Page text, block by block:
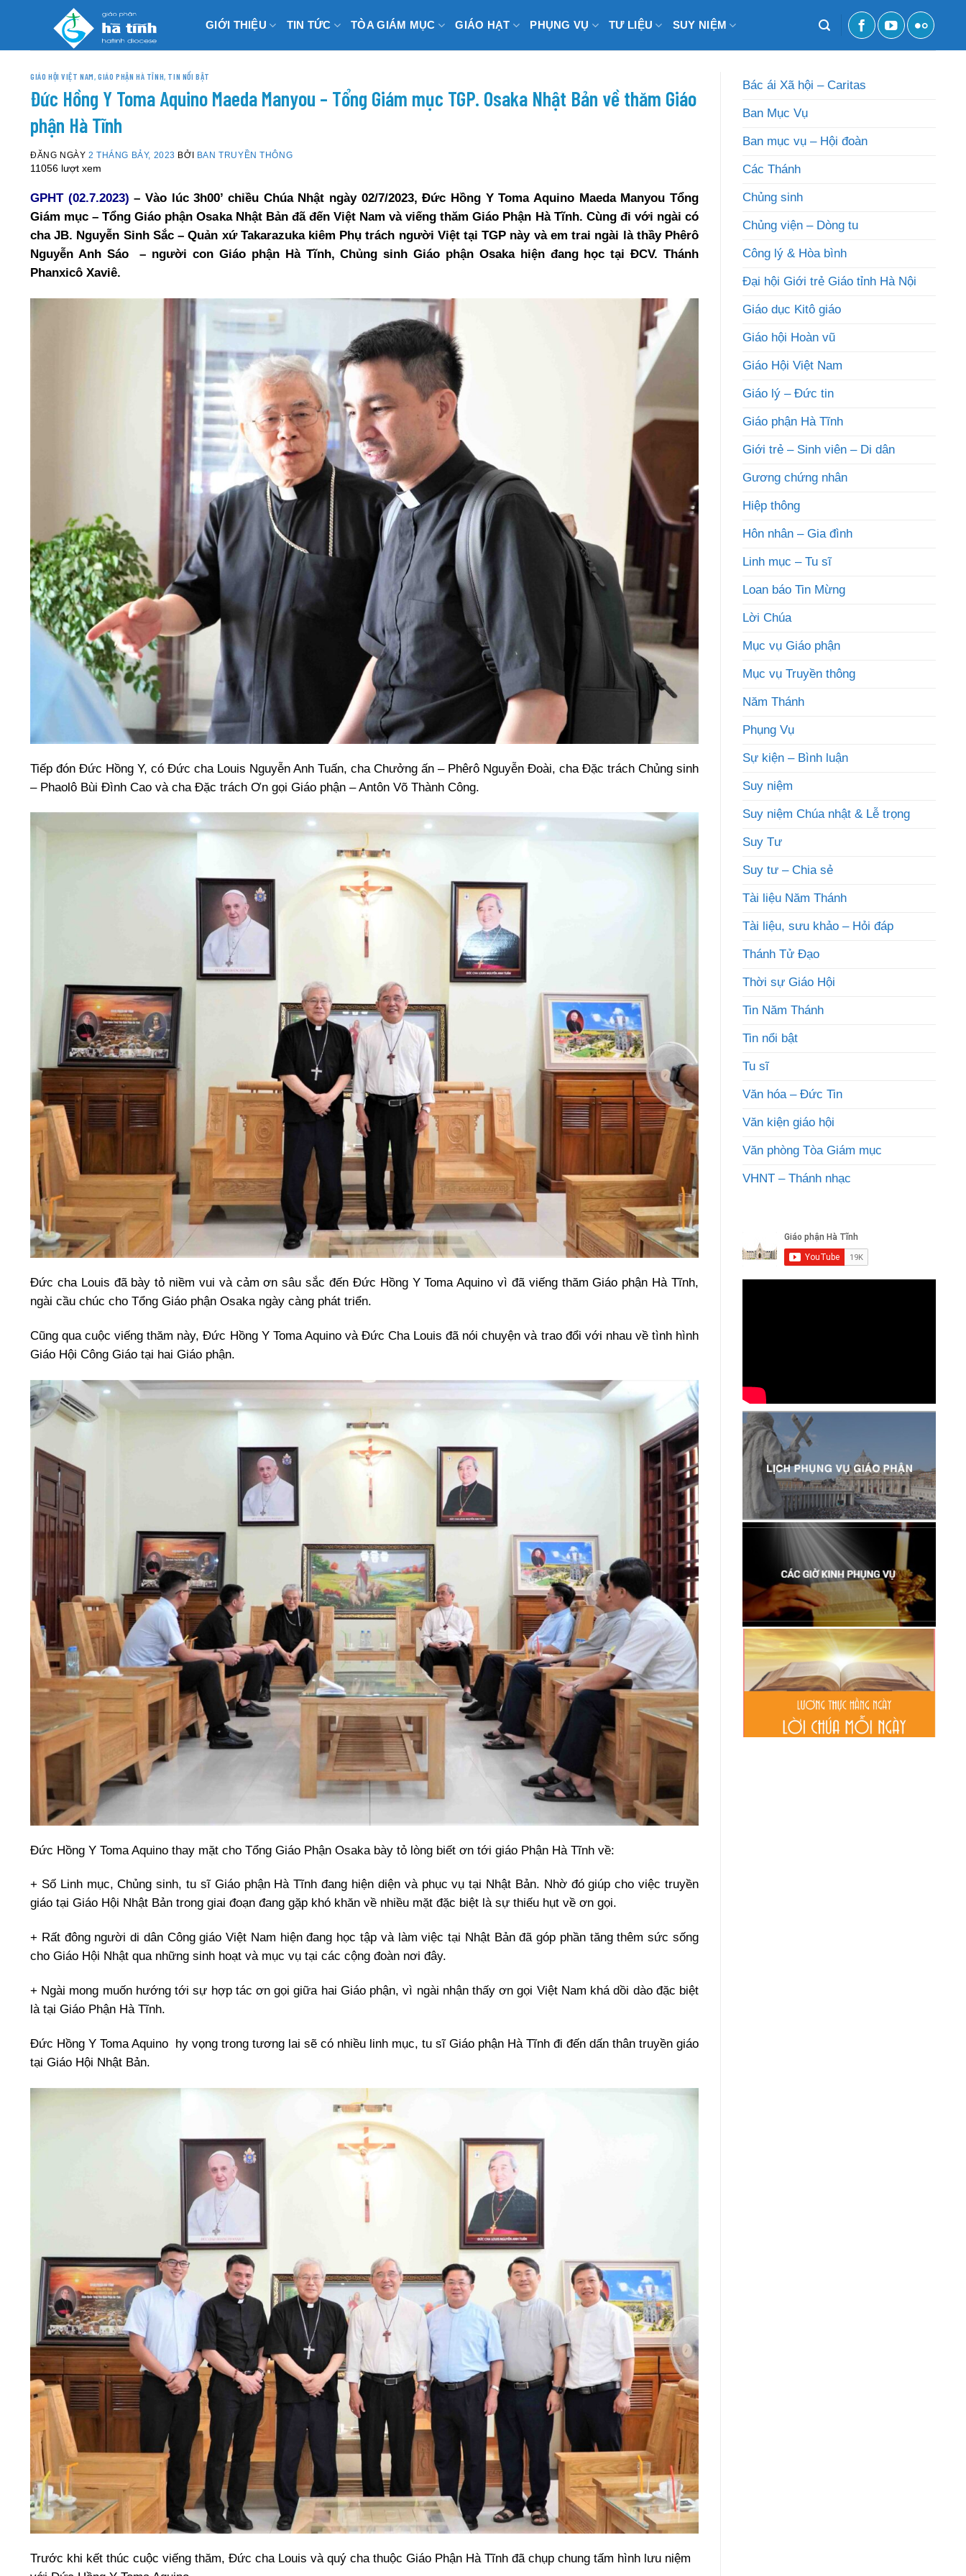
GIỚI THIỆU TIN TỨC TÒA GIÁM MỤC GIÁO HẠT PHỤNG VỤ TƯ LIỆU SUY NIỆM
GIÁO HỘI VIỆT NAM,GIÁO PHẬN HÀ TĨNH, TIN NỔI BẬT
Đức Hồng Y Toma Aquino Maeda Manyou – Tổng Giám mục TGP. Osaka Nhật Bản về thăm Giáo
phận Hà Tĩnh
ĐĂNG NGÀY 2 THÁNG BẢY, 2023 BỞI BAN TRUYỀN THÔNG
11056 lượt xem
GPHT (02.7.2023) – Vào lúc 3h00’ chiều Chúa Nhật ngày 02/7/2023, Đức Hồng Y Toma Aquino Maeda Manyou Tổng
Giám mục – Tổng Giáo phận Osaka Nhật Bản đã đến Việt Nam và viếng thăm Giáo Phận Hà Tĩnh. Cùng đi với ngài có
cha JB. Nguyễn Sinh Sắc – Quản xứ Takarazuka kiêm Phụ trách người Việt tại TGP này và em trai ngài là thầy Phêrô
Nguyễn Anh Sáo – người con Giáo phận Hà Tĩnh, Chủng sinh Giáo phận Osaka hiện đang học tại ĐCV. Thánh
Phanxicô Xaviê.
Tiếp đón Đức Hồng Y, có Đức cha Louis Nguyễn Anh Tuấn, cha Chưởng ấn – Phêrô Nguyễn Đoài, cha Đặc trách Chủng sinh
– Phaolô Bùi Đình Cao và cha Đặc trách Ơn gọi Giáo phận – Antôn Võ Thành Công.
Đức cha Louis đã bày tỏ niềm vui và cảm ơn sâu sắc đến Đức Hồng Y Toma Aquino vì đã viếng thăm Giáo phận Hà Tĩnh,
ngài cầu chúc cho Tổng Giáo phận Osaka ngày càng phát triển.
Cũng qua cuộc viếng thăm này, Đức Hồng Y Toma Aquino và Đức Cha Louis đã nói chuyện và trao đổi với nhau về tình hình
Giáo Hội Công Giáo tại hai Giáo phận.
Đức Hồng Y Toma Aquino thay mặt cho Tổng Giáo Phận Osaka bày tỏ lòng biết ơn tới giáo Phận Hà Tĩnh về:
+ Số Linh mục, Chủng sinh, tu sĩ Giáo phận Hà Tĩnh đang hiện diện và phục vụ tại Nhật Bản. Nhờ đó giúp cho việc truyền
giáo tại Giáo Hội Nhật Bản trong giai đoạn đang gặp khó khăn về nhiều mặt đặc biệt là sự thiếu hụt về ơn gọi.
+ Rất đông người di dân Công giáo Việt Nam hiện đang học tập và làm việc tại Nhật Bản đã góp phần tăng thêm sức sống
cho Giáo Hội Nhật qua những sinh hoạt và mục vụ tại các cộng đoàn nơi đây.
+ Ngài mong muốn hướng tới sự hợp tác ơn gọi giữa hai Giáo phận, vì ngài nhận thấy ơn gọi Việt Nam khá dồi dào đặc biệt
là tại Giáo Phận Hà Tĩnh.
Đức Hồng Y Toma Aquino hy vọng trong tương lai sẽ có nhiều linh mục, tu sĩ Giáo phận Hà Tĩnh đi đến dấn thân truyền giáo
tại Giáo Hội Nhật Bản.
Trước khi kết thúc cuộc viếng thăm, Đức cha Louis và quý cha thuộc Giáo Phận Hà Tĩnh đã chụp chung tấm hình lưu niệm
Bác ái Xã hội – Caritas
Ban Mục Vụ
Ban mục vụ – Hội đoàn
Các Thánh
Chủng sinh
Chủng viện – Dòng tu
Công lý & Hòa bình
Đại hội Giới trẻ Giáo tỉnh Hà Nội
Giáo dục Kitô giáo
Giáo hội Hoàn vũ
Giáo Hội Việt Nam
Giáo lý – Đức tin
Giáo phận Hà Tĩnh
Giới trẻ – Sinh viên – Di dân
Gương chứng nhân
Hiệp thông
Hôn nhân – Gia đình
Linh mục – Tu sĩ
Loan báo Tin Mừng
Lời Chúa
Mục vụ Giáo phận
Mục vụ Truyền thông
Năm Thánh
Phụng Vụ
Sự kiện – Bình luận
Suy niệm
Suy niệm Chúa nhật & Lễ trọng
Suy Tư
Suy tư – Chia sẻ
Tài liệu Năm Thánh
Tài liệu, sưu khảo – Hỏi đáp
Thánh Tử Đạo
Thời sự Giáo Hội
Tin Năm Thánh
Tin nổi bật
Tu sĩ
Văn hóa – Đức Tin
Văn kiện giáo hội
Văn phòng Tòa Giám mục
VHNT – Thánh nhạc